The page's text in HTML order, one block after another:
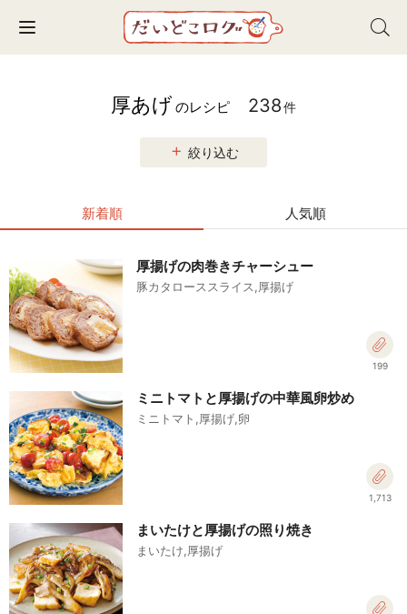
Toggle navigation
厚あげのレシピ 238件
絞り込む
新着順 人気順
厚揚げの肉巻きチャーシュー
豚カタローススライス,厚揚げ
199
ミニトマトと厚揚げの中華風卵炒め
ミニトマト,厚揚げ,卵
1,713
まいたけと厚揚げの照り焼き
まいたけ,厚揚げ